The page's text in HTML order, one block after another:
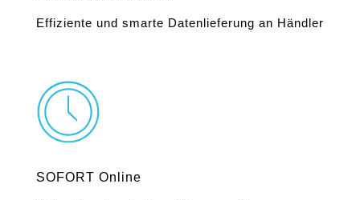
Effiziente und smarte Datenlieferung an Händler
SOFORT Online